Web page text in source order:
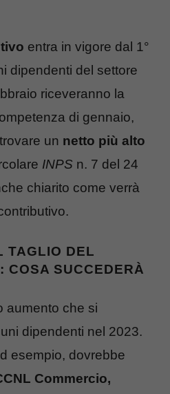
entra in vigore dal 1°
dipendenti del settore
riceveranno la
di gennaio,
un netto più alto
INPS n. 7 del 24
chiarito come verrà
TAGLIO DEL
COSA SUCCEDERÀ
aumento che si
dipendenti nel 2023.
esempio, dovrebbe
Commercio,